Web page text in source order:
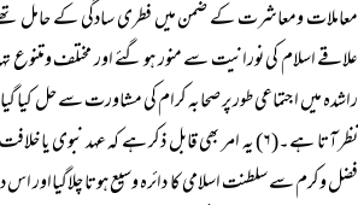
معاملات ومعاشرت کے ضمن میں فطری سادگی کے حامل
علاقے اسلام کی نورانیت سے منور ہو گئے اور مختلف
راشدہ میں اجتماعی طور پر صحابہ کرام کی مشاورت سے حل کیا
نظر آتا ہے۔(۶) یہ امر بھی قابل ذکر ہے کہ عہد
فضل وکرم سے سلطنت اسلامی کا دائرہ وسیع ہوتا چلاگیااور